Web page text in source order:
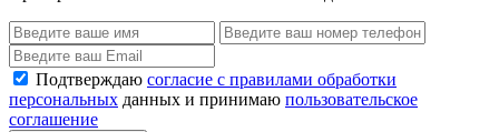
Подтверждаю согласие с правилами обработки
персональных данных и принимаю пользовательское
соглашение